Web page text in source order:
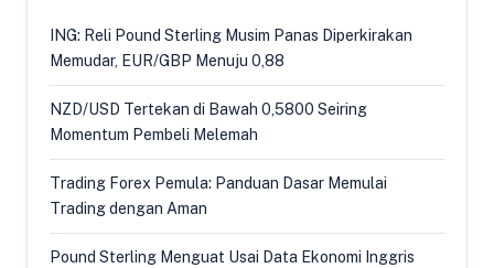
ING: Reli Pound Sterling Musim Panas Diperkirakan
Memudar, EUR/GBP Menuju 0,88
NZD/USD Tertekan di Bawah 0,5800 Seiring
Momentum Pembeli Melemah
Trading Forex Pemula: Panduan Dasar Memulai
Trading dengan Aman
Pound Sterling Menguat Usai Data Ekonomi Inggris